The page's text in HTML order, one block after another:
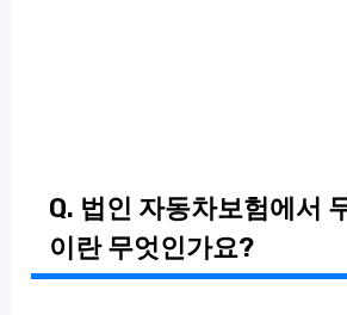
Q. 법인 자동차보험에서
이란 무엇인가요?